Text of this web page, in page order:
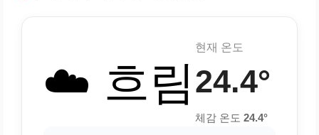
☁️ 흐림
현재 온도
24.4°
체감 온도 24.4°